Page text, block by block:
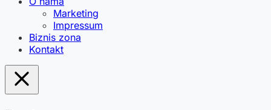
Marketing
Impressum
Biznis zona
Kontakt